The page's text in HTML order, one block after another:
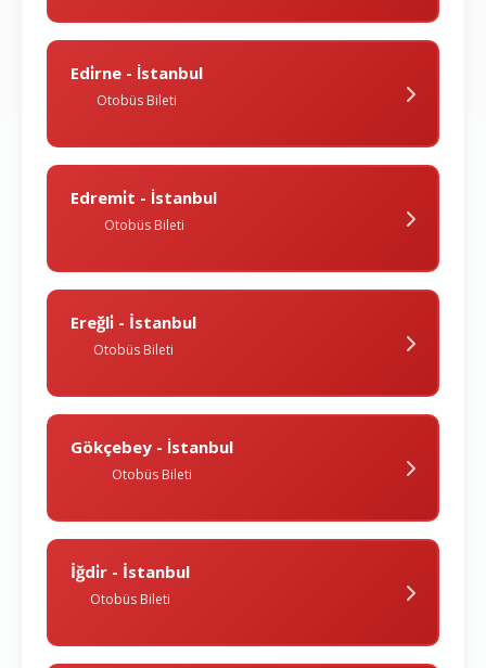
Edi̇rne - İstanbul
Otobüs Bileti
Edremi̇t - İstanbul
Otobüs Bileti
Ereğli̇ - İstanbul
Otobüs Bileti
Gökçebey - İstanbul
Otobüs Bileti
İğdi̇r - İstanbul
Otobüs Bileti